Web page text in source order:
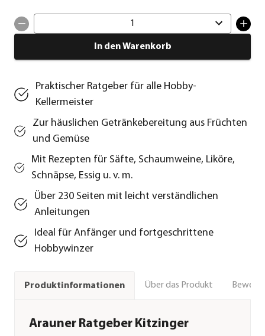
1
In den Warenkorb
Praktischer Ratgeber für alle Hobby-
Kellermeister
Zur häuslichen Getränkebereitung aus Früchten
und Gemüse
Mit Rezepten für Säfte, Schaumweine, Liköre,
Schnäpse, Essig u. v. m.
Über 230 Seiten mit leicht verständlichen
Anleitungen
Ideal für Anfänger und fortgeschrittene
Hobbywinzer
Produktinformationen Über das Produkt
Arauner Ratgeber Kitzinger